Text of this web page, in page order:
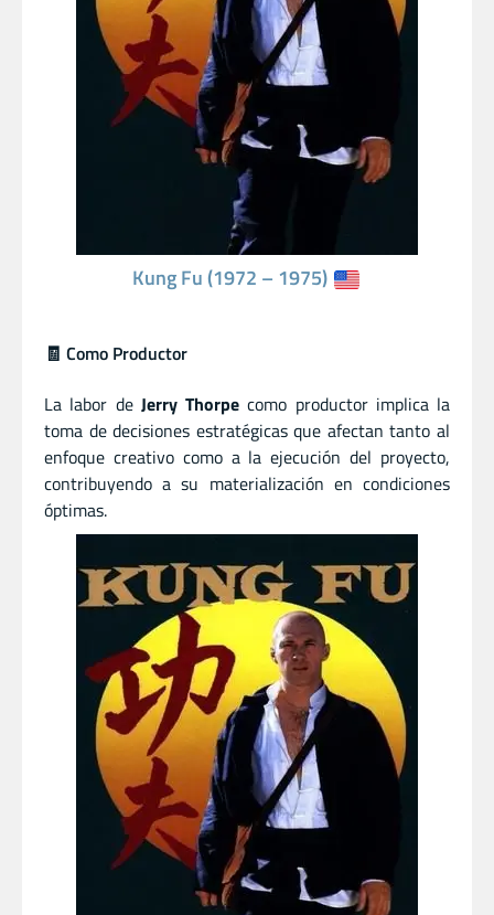
Kung Fu (1972 – 1975)
🧾 Como Productor
La labor de Jerry Thorpe como productor implica la
toma de decisiones estratégicas que afectan tanto al
enfoque creativo como a la ejecución del proyecto,
contribuyendo a su materialización en condiciones
óptimas.